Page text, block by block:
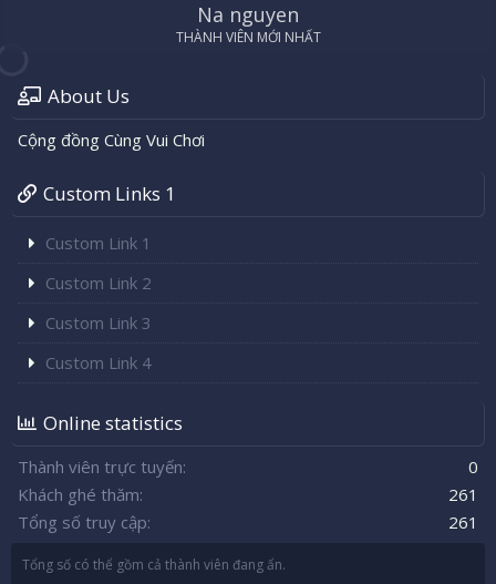
Na nguyen
THÀNH VIÊN MỚI NHẤT
About Us
Cộng đồng Cùng Vui Chơi
Custom Links 1
Custom Link 1
Custom Link 2
Custom Link 3
Custom Link 4
Online statistics
Thành viên trực tuyến
0
Khách ghé thăm
261
Tổng số truy cập
261
Tổng số có thể gồm cả thành viên đang ẩn.